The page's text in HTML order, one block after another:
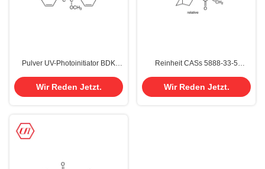
Pulver UV-Photoinitiator BDK
Phenylacetophenone 24650-42-8
Wir Reden Jetzt.
Reinheit CASs 5888-33-5
Acrylat-99,0%
Wir Reden Jetzt.